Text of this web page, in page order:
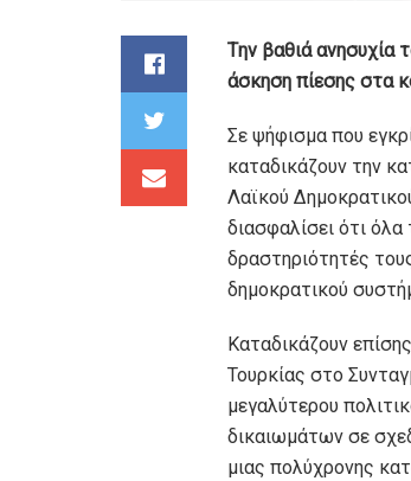
Tην βαθιά ανησυχία
άσκηση πίεσης στα
Σε ψήφισμα που
καταδικάζουν την
Λαϊκού
διασφαλίσει ότι
δραστηριότητές
δημοκρατικού
Καταδικάζουν
Τουρκίας στο
μεγαλύτερου
δικαιωμάτων σε
μιας πολύχρονης